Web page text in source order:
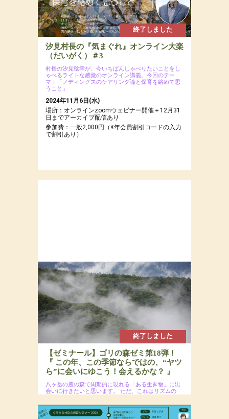
終了しました
汐見村長の『気まぐれ』オンライン大楽
（だいがく）＃3
村長の汐見稔幸が、今いちばんしゃべりたいことをし
ゃべるライトな感覚のオンライン講義。今回のテー
マ：「ノディングスのケアリング論と保育を絡めて思
うこと」
2024年11月6日(水)
場所：オンラインzoomウェビナー開催＋12月31
日までアーカイブ配信あり
参加費：一般2,000円（※年会員割引コードの入力
で割引あり）
終了しました
【ゼミナール】ゴリの森ゼミ第18弾！
『 この年、この季節ならではの、“ヤツ
ら”に会いにゆこう！会えるかな？ 』
八ヶ岳の麓の森で周期的に現れる「ある生き物」に出
会いに行きたいと思います。
ただ、これはリズムの
そのあたりは悪しからず。
2024年10月20日(日)